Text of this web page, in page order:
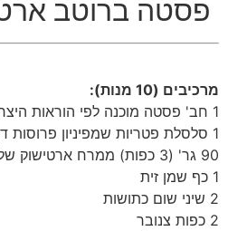
פסטה ברוטב
מרכיבים (10 מנות):
1 חב' פסטה מוכנה לפי הוראות היצרן
1 סלסלת פטריות שמפיניון פרוסות דק
90 גר' (3 כפות) ממרח ארטישוק של "עללחם"
1 כף שמן זית
2 שיני שום כתושות
2 כפות צנובר